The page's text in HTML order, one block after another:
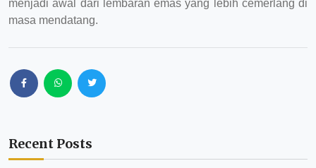
menjadi awal dari lembaran emas yang lebih cemerlang di
masa mendatang.
Recent Posts